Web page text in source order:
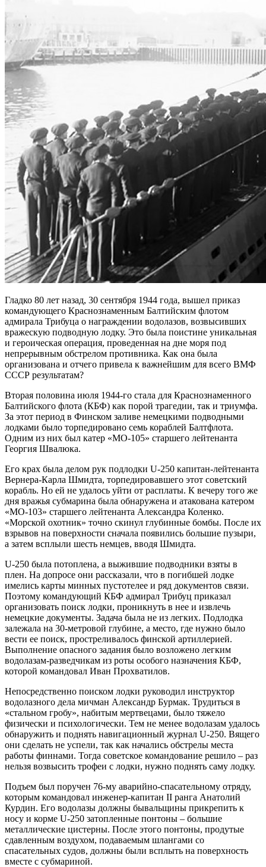
Гладко 80 лет назад, 30 сентября 1944 года, вышел приказ
командующего Краснознаменным Балтийским флотом
адмирала Трибуца о награждении водолазов, возвысивших
вражескую подводную лодку. Это была поистине уникальная
и героическая операция, проведенная на дне моря под
непрерывным обстрелом противника. Как она была
организована и отчего привела к важнейшим для всего ВМФ
СССР результатам?
Вторая половина июля 1944-го стала для Краснознаменного
Балтийского флота (КБФ) как порой трагедии, так и триумфа.
За этот период в Финском заливе немецкими подводными
лодками было торпедировано семь кораблей Балтфлота.
Одним из них был катер «МО-105» старшего лейтенанта
Георгия Швалюка.
Его крах была делом рук подлодки U-250 капитан-лейтенанта
Вернера-Карла Шмидта, торпедировавшего этот советский
корабль. Но ей не удалось уйти от расплаты. К вечеру того же
дня вражья субмарина была обнаружена и атакована катером
«МО-103» старшего лейтенанта Александра Коленко.
«Морской охотник» точно скинул глубинные бомбы. После их
взрывов на поверхности сначала появились большие пузыри,
а затем всплыли шесть немцев, вводя Шмидта.
U-250 была потоплена, а выжившие подводники взяты в
плен. На допросе они рассказали, что в погибшей лодке
имелись карты минных пустотелее и ряд документов связи.
Поэтому командующий КБФ адмирал Трибуц приказал
организовать поиск лодки, проникнуть в нее и извлечь
немецкие документы. Задача была не из легких. Подлодка
залежала на 30-метровой глубине, а место, где нужно было
вести ее поиск, простреливалось финской артиллерией.
Выполнение опасного задания было возложено легким
водолазам-разведчикам из роты особого назначения КБФ,
которой командовал Иван Прохватилов.
Непосредственно поиском лодки руководил инструктор
водолазного дела мичман Александр Бурмак. Трудиться в
«стальном гробу», набитым мертвецами, было тяжело
физически и психологически. Тем не менее водолазам удалось
обнаружить и поднять навигационный журнал U-250. Вящего
они сделать не успели, так как начались обстрелы места
работы финнами. Тогда советское командование решило – раз
нельзя возвысить трофеи с лодки, нужно поднять саму лодку.
Подъем был поручен 76-му аварийно-спасательному отряду,
которым командовал инженер-капитан II ранга Анатолий
Курдин. Его водолазы должны бывальщины прикрепить к
носу и корме U-250 затопленные понтоны – большие
металлические цистерны. После этого понтоны, продутые
сдавленным воздухом, подаваемым шлангами со
спасательных судов, должны были всплыть на поверхность
вместе с субмариной.